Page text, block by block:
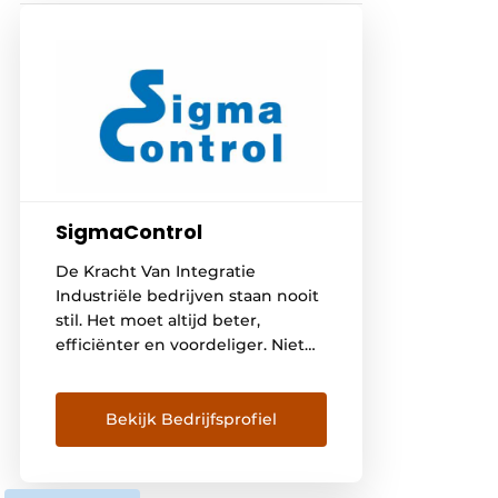
SigmaControl
De Kracht Van Integratie
Industriële bedrijven staan nooit
stil. Het moet altijd beter,
efficiënter en voordeliger. Niet
machinepark als aanjager van
die evolutie. Machinebouwers
voor industriële toepassingen
ontwikkelingen. Met
Bekijk Bedrijfsprofiel